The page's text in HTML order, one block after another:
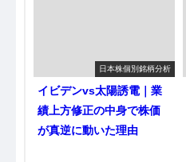
日本株個別銘柄分析
イビデンvs太陽誘電｜業
績上方修正の中身で株価
が真逆に動いた理由